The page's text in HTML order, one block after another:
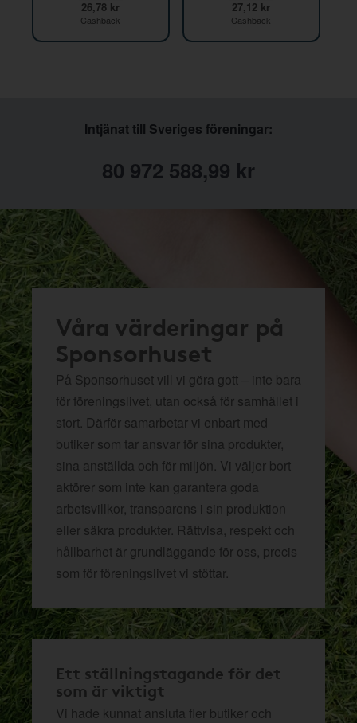
26,78 kr
Cashback
27,12 kr
Cashback
Intjänat till Sveriges föreningar:
80 972 588,99 kr
Våra värderingar på
Sponsorhuset
På Sponsorhuset vill vi göra gott – inte bara
för föreningslivet, utan också för samhället i
stort. Därför samarbetar vi enbart med
butiker som tar ansvar för sina produkter,
sina anställda och för miljön. Vi väljer bort
aktörer som inte kan garantera goda
arbetsvillkor, transparens i sin produktion
eller säkra produkter. Rättvisa, respekt och
hållbarhet är grundläggande för oss, precis
som för föreningslivet vi stöttar.
Ett ställningstagande för det
som är viktigt
Vi hade kunnat ansluta fler butiker och